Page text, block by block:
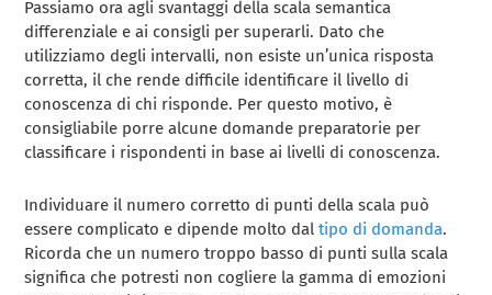
Passiamo ora agli svantaggi della scala semantica
differenziale e ai consigli per superarli. Dato che
utilizziamo degli intervalli, non esiste un’unica risposta
corretta, il che rende difficile identificare il livello di
conoscenza di chi risponde. Per questo motivo, è
consigliabile porre alcune domande preparatorie per
classificare i rispondenti in base ai livelli di conoscenza.
Individuare il numero corretto di punti della scala può
essere complicato e dipende molto daltipo di domanda.
Ricorda che un numero troppo basso di punti sulla scala
significa che potresti non cogliere la gamma di emozioni